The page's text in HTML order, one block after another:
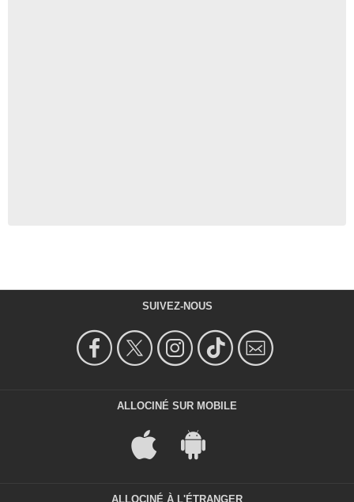
SUIVEZ-NOUS
ALLOCINÉ SUR MOBILE
ALLOCINÉ À L'ÉTRANGER